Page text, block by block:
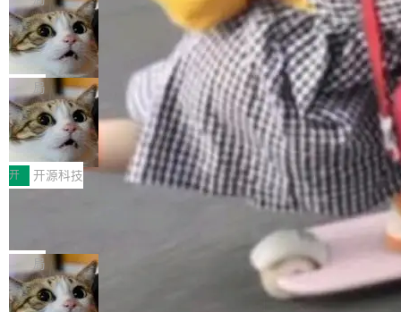
现实 过去两年，CIO们的焦虑清单上多了两项：
一是如何让大模型和智能体应用安全地从PoC走
向生产，二是如何让测试团队跟得上AI应用...
设置，如果用布尔值 + 可空字段来表示——bool
ean 表示是否可切换，nullable 的默认模式、浅
色方案、深色方案——会产生大量无意义的组
合。方案缺了、配置冲突了、全 null 了。要知道
哪些组合有效，作者说，你得靠"文档、校验、或
者部落知识"。 换个写法。Rust 的 enum，两个
变体：Switchable...
个"AI 知识库 + 聊天机器人"——每个大厂都在
做，没什么新鲜的。 但 Kenton Varda 在 Twitte
r 上把事情说清楚了： 今天我们发布了 Cloudfla
re OS，一个带连接器的聊天机器人，跟其他所
有科技公司做的一样。只不过，实际上它不一
样。这是 Sandstorm.io 的重制版，我十年前的
那个创业公司。不同的是，这次它构建在 Cloudf
lare Workers 上——我花了九年时间搭建的平台
——并且深度集成了 AI。这基本上是我十年秘密
Deno 团队开源 Celld，可自托管的分
布式 Durable Objects
Ryan Dahl 领导的 Deno 团队推出了最新开源项
目 Celld，一个能在自己机器上运行 Cloudflare
Workers 和 Durable Objects 的守护进程。 设
计思路很直接：每个对象是一个独立的 SQLite
数据库，按名称寻址，复制到你自己的 S3 兼容
存储库里。节点之间只通过这个存储库协调——
没有控制平面，没有共识协议。每个对象自带一
个小型数据库，应用天然按分片构建，单个数据
库的竞争和爆炸半径问题在设计层面就被消除
了。 闲置的 cell 会休眠到几乎不占资源。当 cel
l 迁移或唤醒时，新宿主从 S3 恢复 SQLite 数据
库继续执行。存储库是持久化的唯一真相...
局
鲁大师7月新机性能/流畅/AI榜：vivo夺
性能、流畅双第一，三星Galaxy Z系列
新折叠缺席
2026年7月的手机市场，由于存储等硬件成本暴
增，手机厂商的日子也不好过啊，新机速度明显
放缓，因此硝烟味淡了许多。新机参数规格除开
高价的三星折叠（三星Galaxy Z Fold8 Ultra / Z
Fold8 / Z Flip8）外，其余要么是中低端机器，
例如iQOO Z11i、REDMI Note 17、REDMI No
te 17 Pro、OPPO K15，要么是vivo X300 E这
样的次旗舰。 Galaxy Z Fold8 Ultra / Z Fold8 /
开 开源科技
Zed 编辑器团队发布了新项目——DeltaDB，一
个在 git commit 之间记录每一次编辑操作的版
本控制系统。目前处于 Early Access 阶段。 De
ltaDB 的核心思路直接写在 landing page 最显
局
SpaceXAI 单季资本开支达 183 亿美元